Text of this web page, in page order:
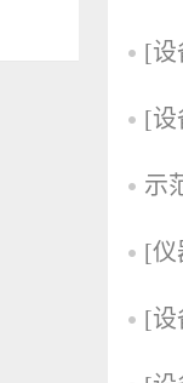
[设
[设
示
[仪
[设